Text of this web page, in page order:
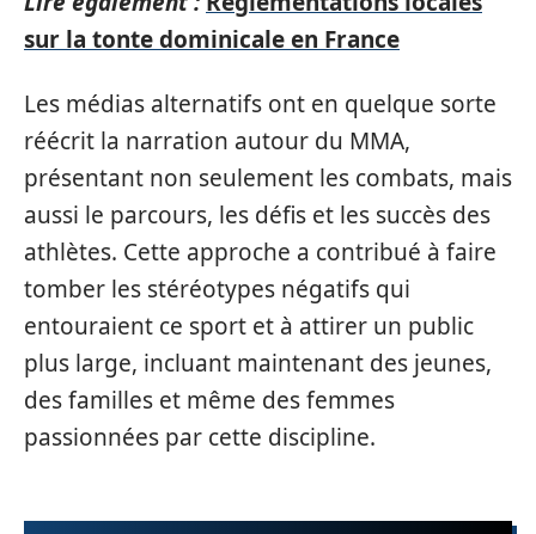
sur la tonte dominicale en France
Les médias alternatifs ont en quelque sorte
réécrit la narration autour du MMA,
présentant non seulement les combats, mais
aussi le parcours, les défis et les succès des
athlètes. Cette approche a contribué à faire
tomber les stéréotypes négatifs qui
entouraient ce sport et à attirer un public
plus large, incluant maintenant des jeunes,
des familles et même des femmes
passionnées par cette discipline.